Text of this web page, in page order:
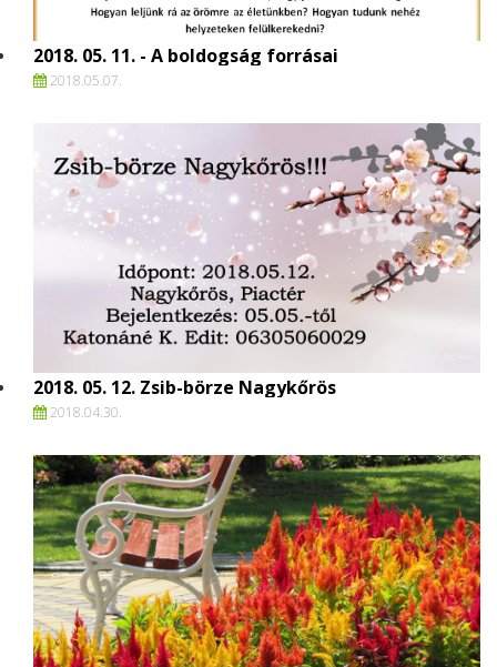
2018. 05. 11. - A boldogság forrásai
2018.05.07.
2018. 05. 12. Zsib-börze Nagykőrös
2018.04.30.